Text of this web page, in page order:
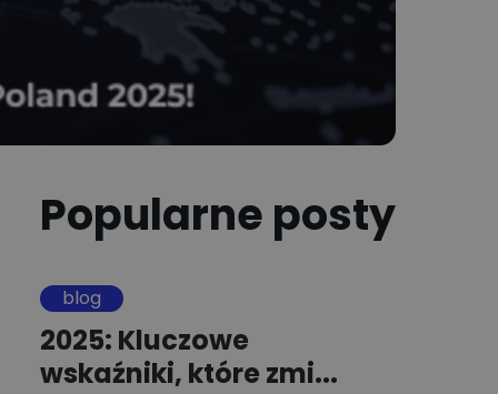
Popularne posty
blog
2025: Kluczowe
wskaźniki, które zmi...